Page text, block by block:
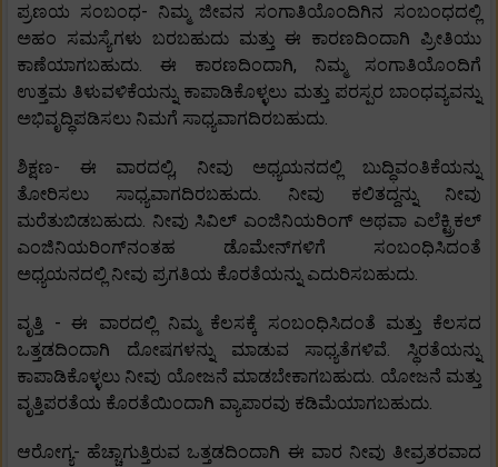
ಪ್ರಣಯ ಸಂಬಂಧ- ನಿಮ್ಮ ಜೀವನ ಸಂಗಾತಿಯೊಂದಿಗಿನ ಸಂಬಂಧದಲ್ಲಿ
ಅಹಂ ಸಮಸ್ಯೆಗಳು ಬರಬಹುದು ಮತ್ತು ಈ ಕಾರಣದಿಂದಾಗಿ ಪ್ರೀತಿಯು
ಕಾಣೆಯಾಗಬಹುದು. ಈ ಕಾರಣದಿಂದಾಗಿ, ನಿಮ್ಮ ಸಂಗಾತಿಯೊಂದಿಗೆ
ಉತ್ತಮ ತಿಳುವಳಿಕೆಯನ್ನು ಕಾಪಾಡಿಕೊಳ್ಳಲು ಮತ್ತು ಪರಸ್ಪರ ಬಾಂಧವ್ಯವನ್ನು
ಅಭಿವೃದ್ಧಿಪಡಿಸಲು ನಿಮಗೆ ಸಾಧ್ಯವಾಗದಿರಬಹುದು.
ಶಿಕ್ಷಣ- ಈ ವಾರದಲ್ಲಿ, ನೀವು ಅಧ್ಯಯನದಲ್ಲಿ ಬುದ್ಧಿವಂತಿಕೆಯನ್ನು
ತೋರಿಸಲು ಸಾಧ್ಯವಾಗದಿರಬಹುದು. ನೀವು ಕಲಿತದ್ದನ್ನು ನೀವು
ಮರೆತುಬಿಡಬಹುದು. ನೀವು ಸಿವಿಲ್ ಎಂಜಿನಿಯರಿಂಗ್ ಅಥವಾ ಎಲೆಕ್ಟ್ರಿಕಲ್
ಎಂಜಿನಿಯರಿಂಗ್‌ನಂತಹ ಡೊಮೇನ್‌ಗಳಿಗೆ ಸಂಬಂಧಿಸಿದಂತೆ
ಅಧ್ಯಯನದಲ್ಲಿ ನೀವು ಪ್ರಗತಿಯ ಕೊರತೆಯನ್ನು ಎದುರಿಸಬಹುದು.
ವೃತ್ತಿ - ಈ ವಾರದಲ್ಲಿ ನಿಮ್ಮ ಕೆಲಸಕ್ಕೆ ಸಂಬಂಧಿಸಿದಂತೆ ಮತ್ತು ಕೆಲಸದ
ಒತ್ತಡದಿಂದಾಗಿ ದೋಷಗಳನ್ನು ಮಾಡುವ ಸಾಧ್ಯತೆಗಳಿವೆ. ಸ್ಥಿರತೆಯನ್ನು
ಕಾಪಾಡಿಕೊಳ್ಳಲು ನೀವು ಯೋಜನೆ ಮಾಡಬೇಕಾಗಬಹುದು. ಯೋಜನೆ ಮತ್ತು
ವೃತ್ತಿಪರತೆಯ ಕೊರತೆಯಿಂದಾಗಿ ವ್ಯಾಪಾರವು ಕಡಿಮೆಯಾಗಬಹುದು.
ಆರೋಗ್ಯ- ಹೆಚ್ಚಾಗುತ್ತಿರುವ ಒತ್ತಡದಿಂದಾಗಿ ಈ ವಾರ ನೀವು ತೀವ್ರತರವಾದ